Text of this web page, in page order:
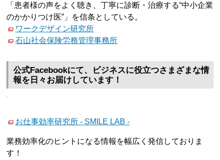
「患者様の声をよく聴き、丁寧に診断・治療する“中小企業
のかかりつけ医”」を信条としている。
ワークデザイン研究所
石山社会保険労務管理事務所
公式Facebookにて、ビジネスに役立つさまざまな情
報を日々お届けしています！
お仕事効率研究所 - SMILE LAB -
業務効率化のヒントになる情報を幅広く発信しておりま
す！